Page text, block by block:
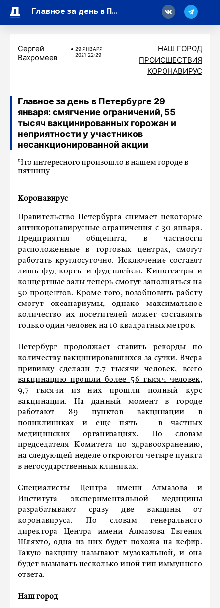
Главное за день в Петербурге 29 января: смягчение ограничений, 55 тысяч вакцинированных горожан и неприятности у участников несанкционированной акции
Сергей
Вахромеев
29 ЯНВАРЯ
2021 22:29
НАШ ГОРОД
ПРОИСШЕСТВИЯ
КОРОНАВИРУС
Главное за день в Петербурге 29
января: смягчение ограничений, 55
тысяч вакцинированных горожан и
неприятности у участников
несанкционированной акции
Что интересного произошло в нашем городе в
пятницу
Коронавирус
Правительство Петербурга снимает некоторые
антикоронавирусные ограничения с 30 января.
Предприятия общепита, в частности
расположенные в торговых центрах, смогут
работать круглосуточно. Исключение составят
лишь фуд-корты и фуд-плейсы. Кинотеатры и
концертные залы теперь смогут заполняться на
50 процентов. Кроме того, возобновить работу
смогут океанариумы, однако максимальное
количество их посетителей может составлять
только один человек на 10 квадратных метров.
Петербург продолжает ставить рекорды по
количеству вакцинировавшихся за сутки. Вчера
прививку сделали 7,7 тысячи человек, всего
вакцинацию прошли более 56 тысяч человек,
9,7 тысячи из них прошли полный курс
вакцинации. На данный момент в городе
работают 89 пунктов вакцинации в
поликлиниках и еще пять – в частных
медицинских организациях. По словам
председателя Комитета по здравоохранению,
на следующей неделе откроются четыре пункта
в негосударственных клиниках.
Специалисты Центра имени Алмазова и
Института экспериментальной медицины
разрабатывают сразу две вакцины от
коронавируса. По словам генерального
директора Центра имени Алмазова Евгения
Шляхто,одна из них будет похожа на кефир.
Такую вакцину называют музокальной, и она
будет вызывать несколько иной тип иммунного
ответа.
Наш город